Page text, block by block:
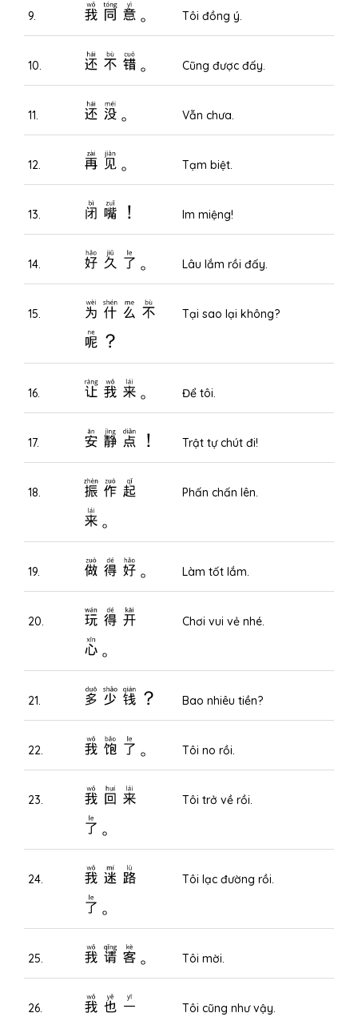
9. 我同意。 Tôi đồng ý.
10. 还不错。 Cũng được đấy.
11. 还没。 Vẫn chưa.
12. 再见。 Tạm biệt.
13. 闭嘴！ Im miệng!
14. 好久了。 Lâu lắm rồi đấy.
15.
为什么不
呢？
Tại sao lại không?
16. 让我来。 Để tôi.
17. 安静点！ Trật tự chút đi!
18.
振作起
来。
Phấn chấn lên.
19. 做得好。 Làm tốt lắm.
20.
玩得开
心。
Chơi vui vẻ nhé.
21. 多少钱？ Bao nhiêu tiền?
22. 我饱了。 Tôi no rồi.
23.
我回来
了。
Tôi trở về rồi.
24.
我迷路
了。
Tôi lạc đường rồi.
25. 我请客。 Tôi mời.
26. 我也一 Tôi cũng như vậy.